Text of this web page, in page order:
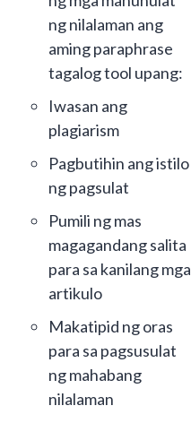
ng nilalaman ang
aming paraphrase
tagalog tool upang:
Iwasan ang
plagiarism
Pagbutihin ang istilo
ng pagsulat
Pumili ng mas
magagandang salita
para sa kanilang mga
artikulo
Makatipid ng oras
para sa pagsusulat
ng mahabang
nilalaman